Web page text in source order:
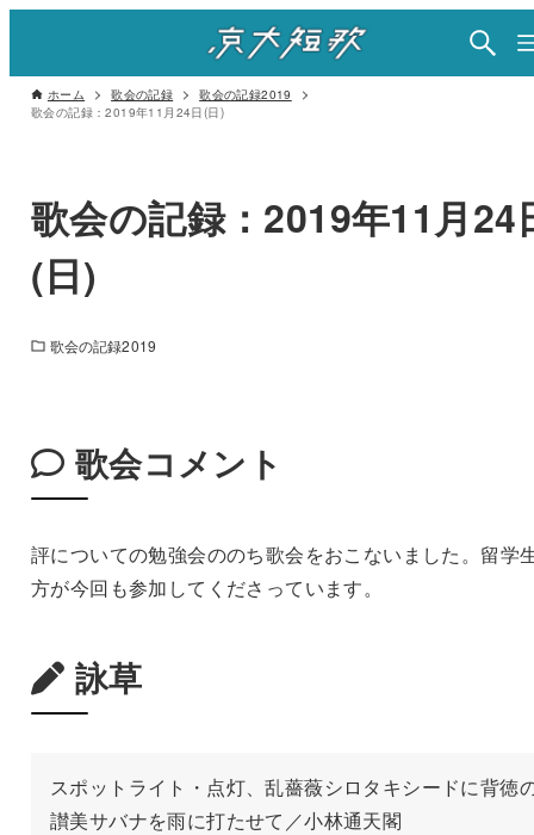
ホーム 歌会の記録
歌会の記録2019
歌会の記録：2019年11月24日(日)
歌会の記録：2019年11月24
(日)
歌会の記録2019
歌会コメント
評についての勉強会ののち歌会をおこないました。留学
方が今回も参加してくださっています。
詠草
スポットライト・点灯、乱薔薇シロタキシードに背徳
讃美サバナを雨に打たせて／小林通天閣